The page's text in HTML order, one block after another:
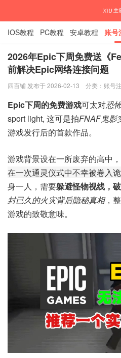
国内外APP下
IOS教程 PC教程 安卓教程 账号
2026年Epic下周免费送《
前解决Epic网络连接问题
四百铺 发布于 2026-02-13 分类： 账号
Epic下周的免费游戏可太对恐
sport light, 这可是拍FNAF鬼影
游戏发行后的首款作品。
游戏背景设在一所废弃的高中，
在一次通灵仪式中不幸被卷入
身一人，需要躲避怪物视线，
封已久的火灾背后隐秘真相，
游戏的致敬意味。